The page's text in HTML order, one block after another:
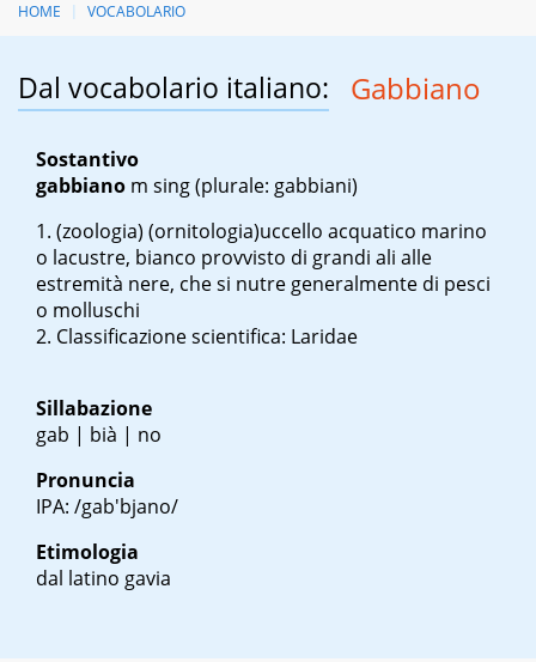
HOME VOCABOLARIO
Dal vocabolario italiano: Gabbiano
Sostantivo
gabbiano m sing(plurale: gabbiani)
(zoologia) (ornitologia)uccello acquatico marino
o lacustre, bianco provvisto di grandi ali alle
estremità nere, che si nutre generalmente di pesci
o molluschi
Classificazione scientifica: Laridae
Sillabazione
gab | bià | no
Pronuncia
IPA: /gab'bjano/
Etimologia
dal latino gavia